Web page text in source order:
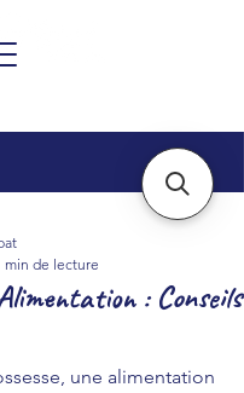
: Conseils
min de lecture
une alimentation